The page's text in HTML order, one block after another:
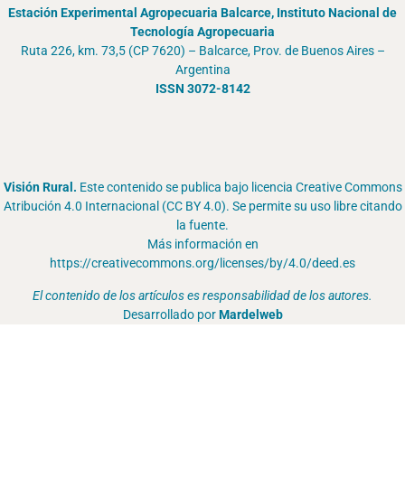
Estación Experimental Agropecuaria Balcarce, Instituto Nacional de
Tecnología Agropecuaria
Ruta 226, km. 73,5 (CP 7620) – Balcarce, Prov. de Buenos Aires –
Argentina
ISSN 3072-8142
Visión Rural. Este contenido se publica bajo licencia Creative Commons
Atribución 4.0 Internacional (CC BY 4.0). Se permite su uso libre citando
la fuente.
Más información en
https://creativecommons.org/licenses/by/4.0/deed.es
El contenido de los artículos es responsabilidad de los autores.
Desarrollado porMardelweb